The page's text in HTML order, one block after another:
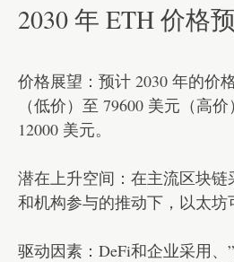
2030 年 ETH 价格
价格展望：预计 2030 年的价
（低价）至 79600 美元（高
12000 美元。
潜在上升空间：在主流区块
和机构参与的推动下，以太坊
驱动因素：DeFi和企业采用、